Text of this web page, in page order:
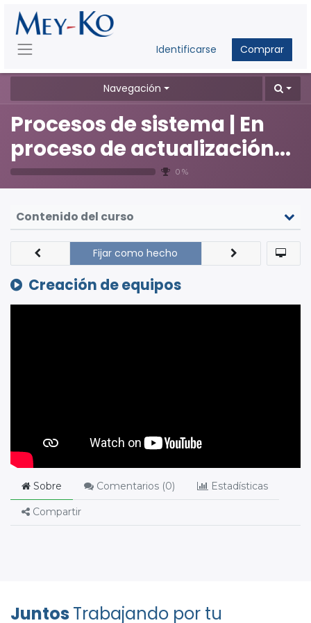
Identificarse Comprar
Navegación
Procesos de sistema | En
proceso de actualización...
0 %
Contenido del curso
Creación de equipos
Fijar como hecho
Sobre Comentarios (0) Estadísticas
Compartir
Juntos Trabajando por tu